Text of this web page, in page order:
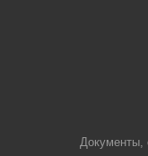
Документы,